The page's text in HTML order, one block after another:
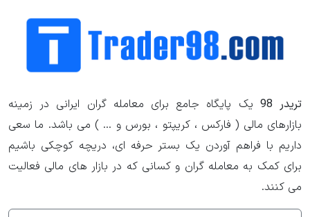
تریدر 98
یک پایگاه جامع برای معامله گران ایرانی در زمینه
بازارهای مالی ( فارکس ، کریپتو ، بورس و ... ) می باشد. ما سعی
داریم با فراهم آوردن یک بستر حرفه ای، دریچه کوچکی باشیم
برای کمک به معامله گران و کسانی که در بازار های مالی فعالیت
می کنند.